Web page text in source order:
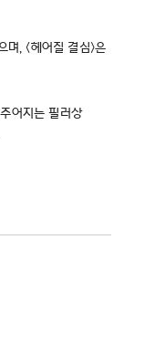
, <헤어질 결심>은
어지는 필러상